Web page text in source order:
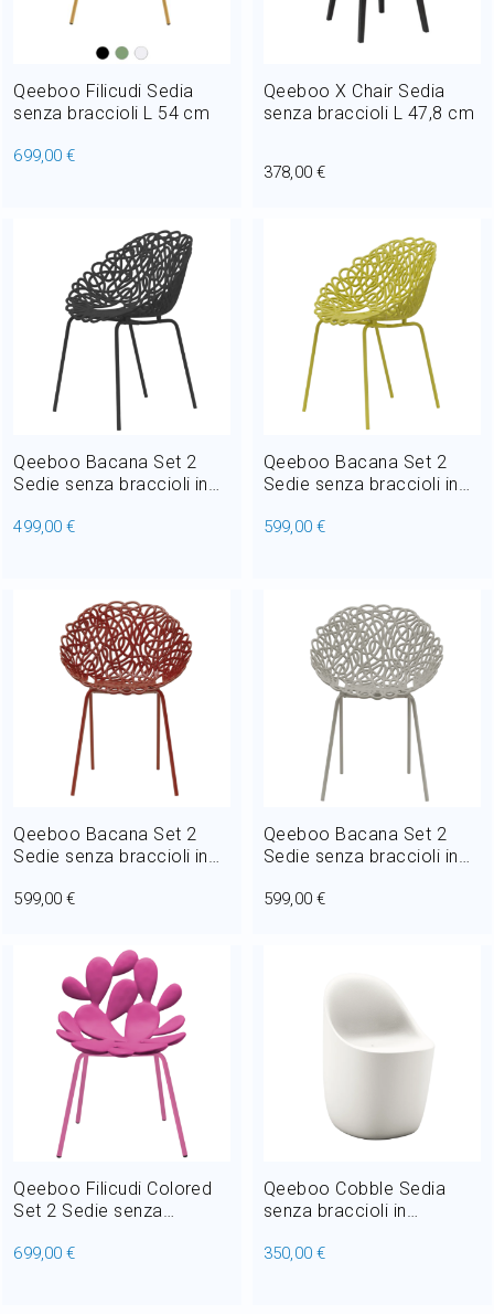
Qeeboo Filicudi Sedia
senza braccioli L 54 cm
699,00 €
Qeeboo X Chair Sedia
senza braccioli L 47,8 cm
378,00 €
Qeeboo Bacana Set 2
Sedie senza braccioli in
499,00 €
Qeeboo Bacana Set 2
Sedie senza braccioli in
Outdoor
599,00 €
Qeeboo Bacana Set 2
Sedie senza braccioli in
Outdoor-Rosso scuro
599,00 €
Qeeboo Bacana Set 2
Sedie senza braccioli in
Outdoor-Tortora
599,00 €
Qeeboo Filicudi Colored
Set 2 Sedie senza
54 cm
699,00 €
Qeeboo Cobble Sedia
senza braccioli in
cm
350,00 €